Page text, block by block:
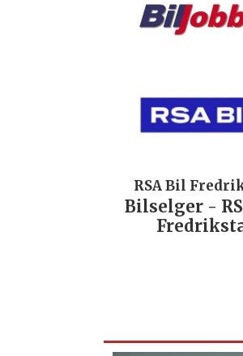
RSA Bil
Bilselger -